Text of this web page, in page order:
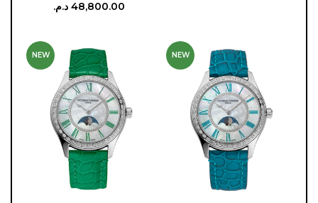
48,800.00 د.م.
NEW NEW